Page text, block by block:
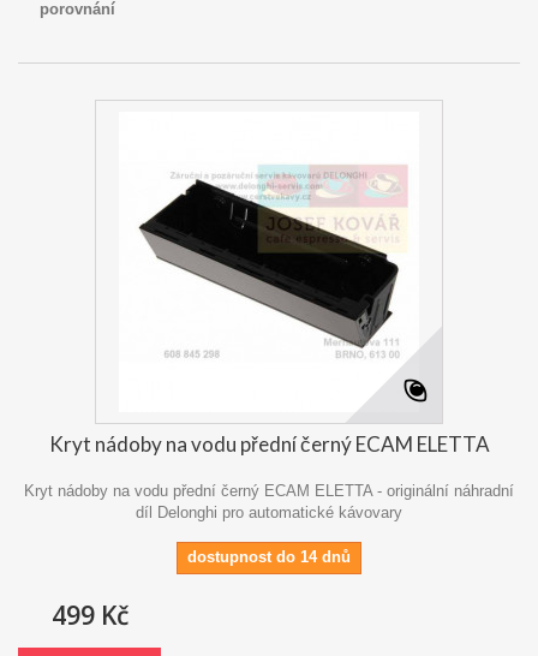
porovnání
Kryt nádoby na vodu přední černý ECAM ELETTA
Kryt nádoby na vodu přední černý ECAM ELETTA - originální náhradní
díl Delonghi pro automatické kávovary
dostupnost do 14 dnů
499 Kč